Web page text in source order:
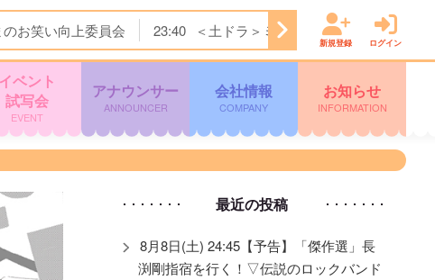
のお笑い向上委員会 23:40 ＜土ドラ＞ミッドナイト屋台 Ｓｅａ
新規登録 ログイン
イベント
試写会
EVENT
アナウンサー
ANNOUNCER
会社情報
COMPANY
お知らせ
INFORMATION
最近の投稿
8月8日(土) 24:45【予告】「傑作選」長
渕剛指宿を行く！▽伝説のロックバンド